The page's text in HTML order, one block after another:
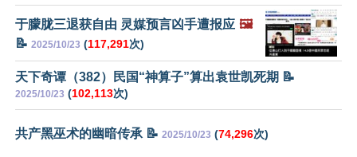
于朦胧三退获自由 灵媒预言凶手遭报应 🖼️
📝 2025/10/23 (117,291次)
天下奇谭（382）民国“神算子”算出袁世凯死期 📝
2025/10/23 (102,113次)
共产黑巫术的幽暗传承 📝 2025/10/23 (74,296次)